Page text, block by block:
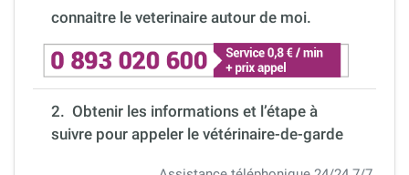
connaitre le veterinaire autour de moi.
2. Obtenir les informations et l’étape à
suivre pour appeler le vétérinaire-de-garde